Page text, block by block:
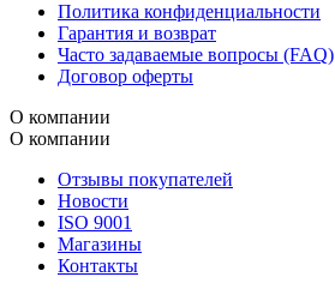
Политика конфиденциальности
Гарантия и возврат
Часто задаваемые вопросы (FAQ)
Договор оферты
О компании
О компании
Отзывы покупателей
Новости
ISO 9001
Магазины
Контакты